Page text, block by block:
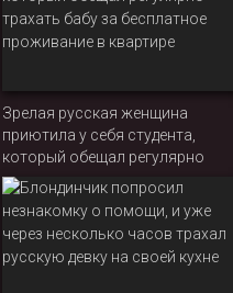
Зрелая русская женщина
приютила у себя студента,
который обещал регулярно
трахать бабу за бесплатное
проживание в квартире